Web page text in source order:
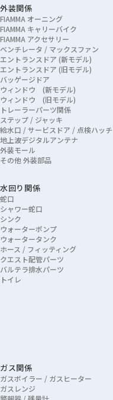
外装関係
FIAMMA オーニング
FIAMMA キャリーバイク
FIAMMA アクセサリー
ベンチレータ / マックスファン
エントランスドア (新モデル)
エントランスドア (旧モデル)
バッゲージドア
ウィンドウ (新モデル)
ウィンドウ (旧モデル)
トレーラーパーツ関係
ステップ / ジャッキ
給水口 / サービスドア / 点検ハッチ
地上波デジタルアンテナ
外装モール
その他 外装部品
水回り関係
蛇口
シャワー蛇口
シンク
ウォーターポンプ
ウォータータンク
ホース / フィッティング
クエスト配管パーツ
バルテラ排水パーツ
トイレ
ガス関係
ガスボイラー / ガスヒーター
ガスレンジ